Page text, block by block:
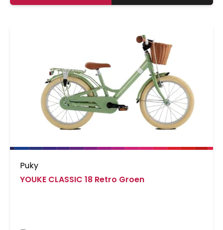
Puky
YOUKE CLASSIC 18 Retro Groen